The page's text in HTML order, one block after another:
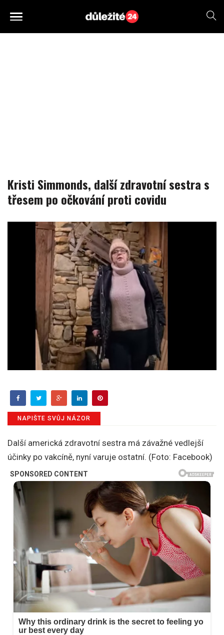
Kristi Simmonds, další zdravotní sestra s
třesem po očkování proti covidu
NAPIŠTE SVŮJ NÁZOR
Další americká zdravotní sestra má závažné vedlejší
účinky po vakcíně, nyní varuje ostatní. (Foto: Facebook)